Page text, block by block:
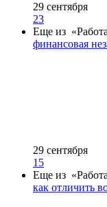
29 сентября
23
Еще из
финансовая
29 сентября
15
Еще из
как отличить